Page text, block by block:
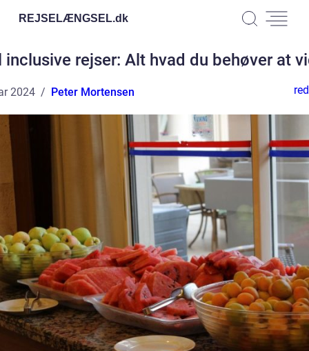
REJSELÆNGSEL.dk
inclusive rejser: Alt hvad du behøver at
2024 Peter Mortensen